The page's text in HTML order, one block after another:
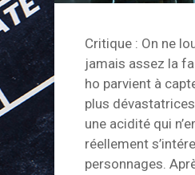
Critique : On ne
jamais assez la
ho parvient à
plus
une acidité qui
réellement
personnages.